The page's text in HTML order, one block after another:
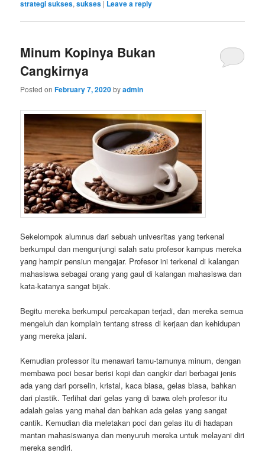
strategi sukses,sukses | Leave a reply
Minum Kopinya Bukan
Cangkirnya
Posted onFebruary 7, 2020byadmin
Sekelompok alumnus dari sebuah univesritas yang terkenal
berkumpul dan mengunjungi salah satu profesor kampus mereka
yang hampir pensiun mengajar. Profesor ini terkenal di kalangan
mahasiswa sebagai orang yang gaul di kalangan mahasiswa dan
kata-katanya sangat bijak.
Begitu mereka berkumpul percakapan terjadi, dan mereka semua
mengeluh dan komplain tentang stress di kerjaan dan kehidupan
yang mereka jalani.
Kemudian professor itu menawari tamu-tamunya minum, dengan
membawa poci besar berisi kopi dan cangkir dari berbagai jenis
ada yang dari porselin, kristal, kaca biasa, gelas biasa, bahkan
dari plastik. Terlihat dari gelas yang di bawa oleh profesor itu
adalah gelas yang mahal dan bahkan ada gelas yang sangat
cantik. Kemudian dia meletakan poci dan gelas itu di hadapan
mantan mahasiswanya dan menyuruh mereka untuk melayani diri
mereka sendiri.